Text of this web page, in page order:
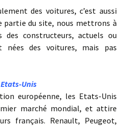
des voitures, c’est aussi
partie du site, nous mettrons à
des constructeurs, actuels ou
nées des voitures, mais pas
Unis
européenne, les Etats-Unis
marché mondial, et attire
français. Renault, Peugeot,